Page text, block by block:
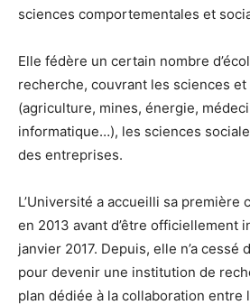
sciences comportementales et
Elle fédère un certain nombre
recherche, couvrant les sciences
(agriculture, mines, énergie,
informatique…), les sciences
des entreprises.
L’Université a accueilli sa première
en 2013 avant d’être officiellement
janvier 2017. Depuis, elle n’a cessé
pour devenir une institution de
plan dédiée à la collaboration entre